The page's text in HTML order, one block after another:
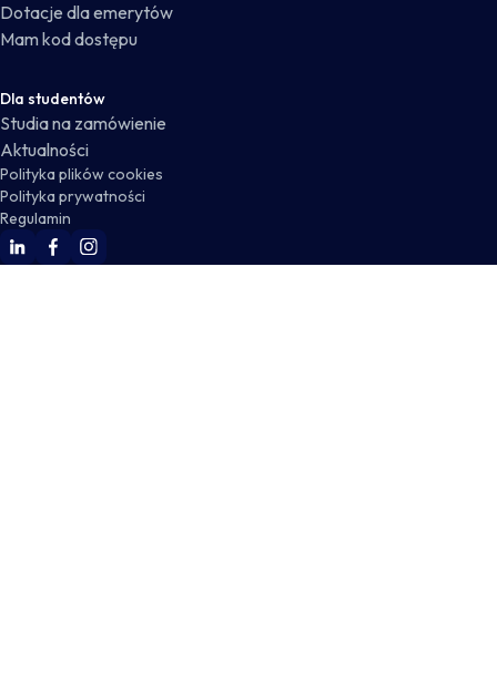
Dotacje dla emerytów
Mam kod dostępu
Dla studentów
Studia na zamówienie
Aktualności
Polityka plików cookies
Polityka prywatności
Regulamin
WSKZ Linkedin
WSKZ Facebook
WSKZ Instagram